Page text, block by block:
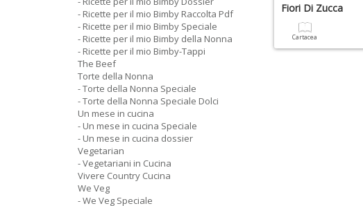
Fiori Di Zucca
Cartacea
- Ricette per il mio Bimby Raccolta Pdf
- Ricette per il mio Bimby Speciale
- Ricette per il mio Bimby della Nonna
- Ricette per il mio Bimby-Tappi
The Beef
Torte della Nonna
- Torte della Nonna Speciale
- Torte della Nonna Speciale Dolci
Un mese in cucina
- Un mese in cucina Speciale
- Un mese in cucina dossier
Vegetarian
- Vegetariani in Cucina
Vivere Country Cucina
We Veg
- We Veg Speciale